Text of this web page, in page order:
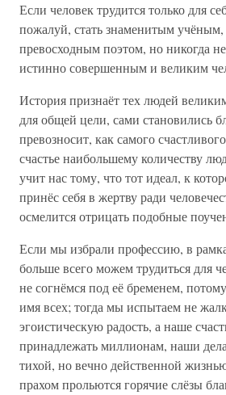
Если человек трудится только для
пожалуй, стать знаменитым
превосходным поэтом, но никогда
истинно совершенным и великим
История признаёт тех людей
для общей цели, сами становились
превозносит, как самого
счастье наибольшему количеству
учит нас тому, что тот идеал, к
принёс себя в жертву ради
осмелится отрицать подобные
Если мы избрали профессию, в
больше всего можем трудиться для
не согнёмся под её бременем,
имя всех; тогда мы испытаем не
эгоистическую радость, а наше
принадлежать миллионам, наши
тихой, но вечно действенной
прахом прольются горячие слёзы